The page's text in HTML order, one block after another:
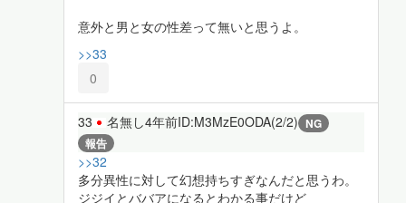
意外と男と女の性差って無いと思うよ。
>>33
0
33 名無し4年前ID:M3MzE0ODA(2/2) NG
報告
>>32
多分異性に対して幻想持ちすぎなんだと思うわ。
ジジイとババアになるとわかる事だけど